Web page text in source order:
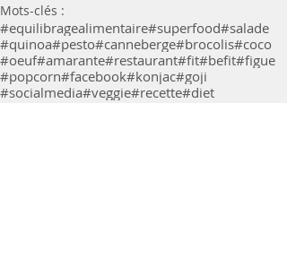
Mots-clés :
#equilibragealimentaire#superfood#salade
#quinoa#pesto#canneberge#brocolis#coco
#oeuf#amarante#restaurant#fit#befit#figue
#popcorn#facebook#konjac#goji
#socialmedia#veggie#recette#diet